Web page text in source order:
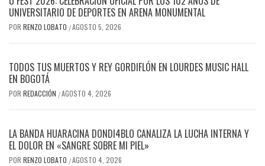
UNIVERSITARIO DE DEPORTES EN ARENA MONUMENTAL
POR RENZO LOBATO /AGOSTO 5, 2026
TODOS TUS MUERTOS Y REY GORDIFLÓN EN LOURDES MUSIC HALL
EN BOGOTÁ
POR REDACCIÓN /AGOSTO 4, 2026
LA BANDA HUARACINA DONDI4BLO CANALIZA LA LUCHA INTERNA Y
EL DOLOR EN «SANGRE SOBRE MI PIEL»
POR RENZO LOBATO /AGOSTO 4, 2026